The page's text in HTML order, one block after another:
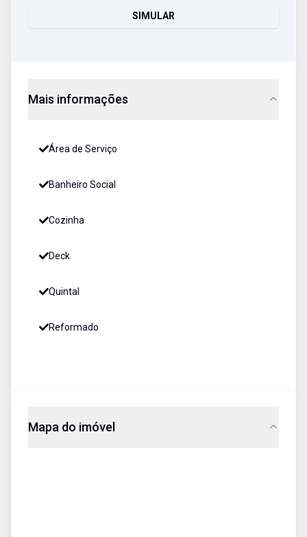
SIMULAR
Mais informações
Área de Serviço
Banheiro Social
Cozinha
Deck
Quintal
Reformado
Mapa do imóvel